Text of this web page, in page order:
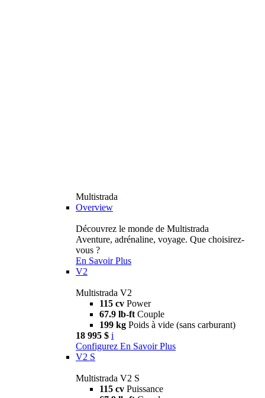
Multistrada
Overview
Découvrez le monde de Multistrada
Aventure, adrénaline, voyage. Que choisirez-
vous ?
En Savoir Plus
V2
Multistrada V2
115 cv Power
67.9 lb-ft Couple
199 kg Poids à vide (sans carburant)
18 995 $ i
Configurez En Savoir Plus
V2 S
Multistrada V2 S
115 cv Puissance